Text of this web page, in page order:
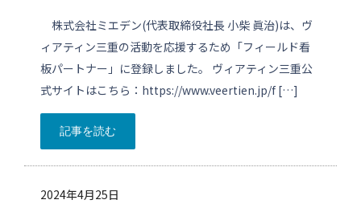
株式会社ミエデン(代表取締役社長 小柴 眞治)は、ヴ
ィアティン三重の活動を応援するため「フィールド看
板パートナー」に登録しました。 ヴィアティン三重公
式サイトはこちら：https://www.veertien.jp/f […]
記事を読む
2024年4月25日